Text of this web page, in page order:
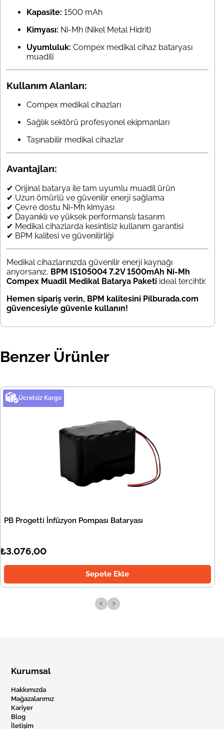
Kapasite: 1500 mAh
Kimyası: Ni-Mh (Nikel Metal Hidrit)
Uyumluluk: Compex medikal cihaz bataryası
muadili
Kullanım Alanları:
Compex medikal cihazları
Sağlık sektörü profesyonel ekipmanları
Taşınabilir medikal cihazlar
Avantajları:
✔ Orijinal batarya ile tam uyumlu muadil ürün
✔ Uzun ömürlü ve güvenilir enerji sağlama
✔ Çevre dostu Ni-Mh kimyası
✔ Dayanıklı ve yüksek performanslı tasarım
✔ Medikal cihazlarda kesintisiz kullanım garantisi
✔ BPM kalitesi ve güvenilirliği
Medikal cihazlarınızda güvenilir enerji kaynağı
arıyorsanız, BPM IS105004 7.2V 1500mAh Ni-Mh
Compex Muadil Medikal Batarya Paketi ideal tercihtir.
Hemen sipariş verin, BPM kalitesini Pilburada.com
güvencesiyle güvenle kullanın!
Benzer Ürünler
Ücretsiz Kargo
PB Progetti İnfüzyon Pompası Bataryası
₺3.076,00
Sepete Ekle
‹ ›
Kurumsal
Hakkımızda
Mağazalarımız
Kariyer
Blog
İletişim